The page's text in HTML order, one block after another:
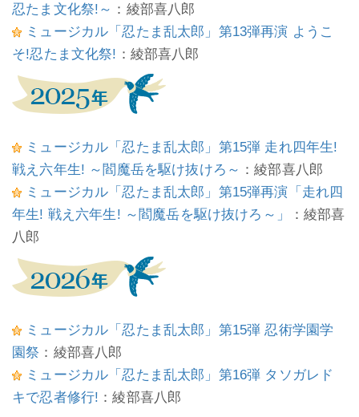
忍たま文化祭!～ ：綾部喜八郎
ミュージカル「忍たま乱太郎」第13弾再演 ようこ
そ!忍たま文化祭! ：綾部喜八郎
ミュージカル「忍たま乱太郎」第15弾 走れ四年生!
戦え六年生! ～閻魔岳を駆け抜けろ～ ：綾部喜八郎
ミュージカル「忍たま乱太郎」第15弾再演「走れ四
年生! 戦え六年生! ～閻魔岳を駆け抜けろ～」
：綾部喜
八郎
ミュージカル「忍たま乱太郎」第15弾 忍術学園学
園祭 ：綾部喜八郎
ミュージカル「忍たま乱太郎」第16弾 タソガレド
キで忍者修行! ：綾部喜八郎